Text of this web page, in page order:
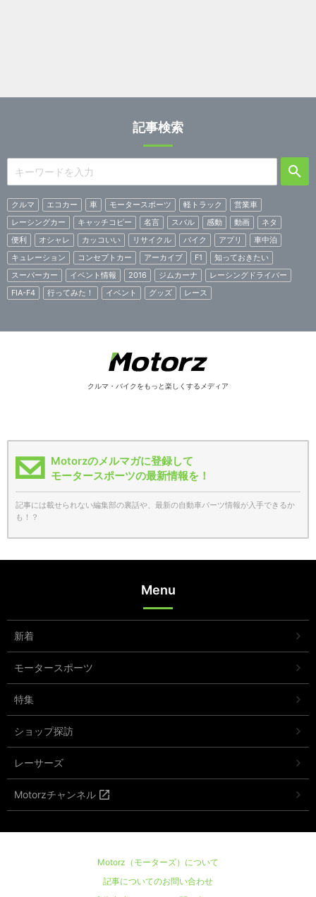
記事検索
クルマ エコカー 車 モータースポーツ 軽トラック
営業車
レーシングカー
キャッチコピー 名言 スバル 感動 動画
ネタ
便利
オシャレ カッコいい リサイクル バイク アプリ
車中泊
キュレーション
コンセプトカー アーカイブ F1
知っておきたい
スーパーカー
イベント情報 2016 ジムカーナ
レーシングドライバー
FIA-F4
行ってみた！ イベント グッズ レース
クルマ・バイクをもっと楽しくするメディア
Motorzのメルマガに登録して
モータースポーツの最新情報を！
記事には載せられない編集部の裏話や、最新の自動車パーツ情報が入手できるか
も！？
Menu
新着
モータースポーツ
特集
ショップ探訪
レーサーズ
Motorzチャンネル
Motorz（モーターズ）について
記事についてのお問い合わせ